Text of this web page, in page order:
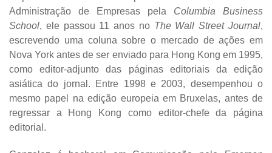
Administração de Empresas pela Columbia Business
School, ele passou 11 anos no The Wall Street Journal,
escrevendo uma coluna sobre o mercado de ações em
Nova York antes de ser enviado para Hong Kong em 1995,
como editor-adjunto das páginas editoriais da edição
asiática do jornal. Entre 1998 e 2003, desempenhou o
mesmo papel na edição europeia em Bruxelas, antes de
regressar a Hong Kong como editor-chefe da página
editorial.